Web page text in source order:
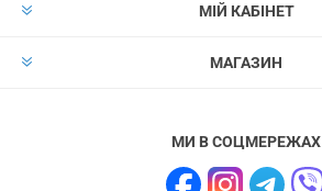
МІЙ КАБІНЕТ
МАГАЗИН
МИ В СОЦМЕРЕЖАХ